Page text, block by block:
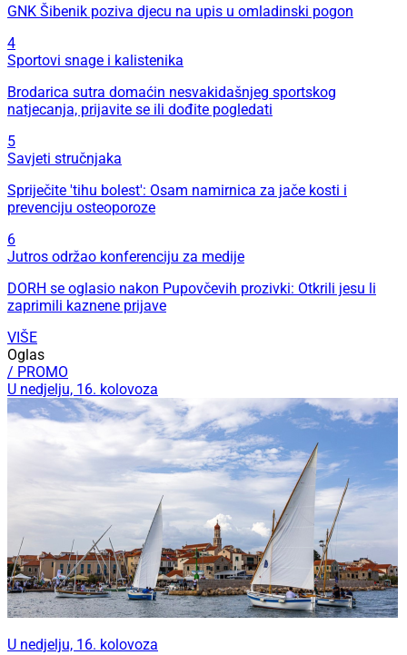
GNK Šibenik poziva djecu na upis u omladinski pogon
4
Sportovi snage i kalistenika
Brodarica sutra domaćin nesvakidašnjeg sportskog
natjecanja, prijavite se ili dođite pogledati
5
Savjeti stručnjaka
Spriječite 'tihu bolest': Osam namirnica za jače kosti i
prevenciju osteoporoze
6
Jutros održao konferenciju za medije
DORH se oglasio nakon Pupovčevih prozivki: Otkrili jesu li
zaprimili kaznene prijave
VIŠE
Oglas
/ PROMO
U nedjelju, 16. kolovoza
U nedjelju, 16. kolovoza